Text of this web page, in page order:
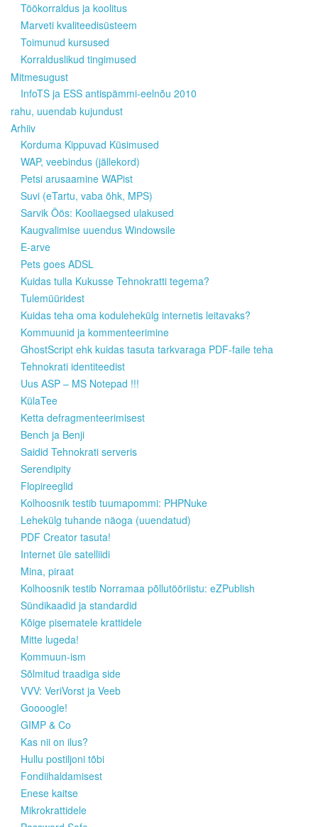
Töökorraldus ja koolitus
Marveti kvaliteedisüsteem
Toimunud kursused
Korralduslikud tingimused
Mitmesugust
InfoTS ja ESS antispämmi-eelnõu 2010
rahu, uuendab kujundust
Arhiiv
Korduma Kippuvad Küsimused
WAP, veebindus (jällekord)
Petsi arusaamine WAPist
Suvi (eTartu, vaba õhk, MPS)
Sarvik Öös: Kooliaegsed ulakused
Kaugvalimise uuendus Windowsile
E-arve
Pets goes ADSL
Kuidas tulla Kukusse Tehnokratti tegema?
Tulemüüridest
Kuidas teha oma kodulehekülg internetis leitavaks?
Kommuunid ja kommenteerimine
GhostScript ehk kuidas tasuta tarkvaraga PDF-faile teha
Tehnokrati identiteedist
Uus ASP – MS Notepad !!!
KülaTee
Ketta defragmenteerimisest
Bench ja Benji
Saidid Tehnokrati serveris
Serendipity
Flopireeglid
Kolhoosnik testib tuumapommi: PHPNuke
Lehekülg tuhande näoga (uuendatud)
PDF Creator tasuta!
Internet üle satelliidi
Mina, piraat
Kolhoosnik testib Norramaa põllutööriistu: eZPublish
Sündikaadid ja standardid
Kõige pisematele krattidele
Mitte lugeda!
Kommuun-ism
Sõlmitud traadiga side
VVV: VeriVorst ja Veeb
Goooogle!
GIMP & Co
Kas nii on ilus?
Hullu postiljoni tõbi
Fondiihaldamisest
Enese kaitse
Mikrokrattidele